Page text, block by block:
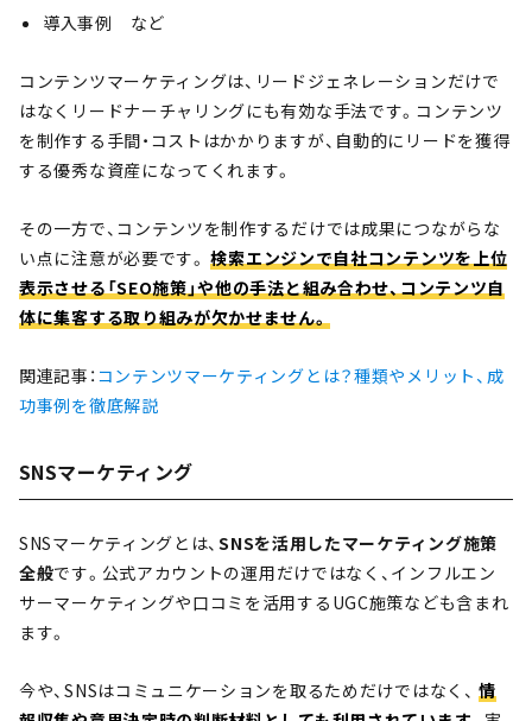
導入事例 など
コンテンツマーケティングは、リードジェネレーションだけで
はなくリードナーチャリングにも有効な手法です。コンテンツ
を制作する手間・コストはかかりますが、自動的にリードを獲得
する優秀な資産になってくれます。
その一方で、コンテンツを制作するだけでは成果につながらな
い点に注意が必要です。検索エンジンで自社コンテンツを上位
表示させる「SEO施策」や他の手法と組み合わせ、コンテンツ自
体に集客する取り組みが欠かせません。
関連記事：コンテンツマーケティングとは？種類やメリット、成
功事例を徹底解説
SNSマーケティング
SNSマーケティングとは、SNSを活用したマーケティング施策
全般です。公式アカウントの運用だけではなく、インフルエン
サーマーケティングや口コミを活用するUGC施策なども含まれ
ます。
今や、SNSはコミュニケーションを取るためだけではなく、情